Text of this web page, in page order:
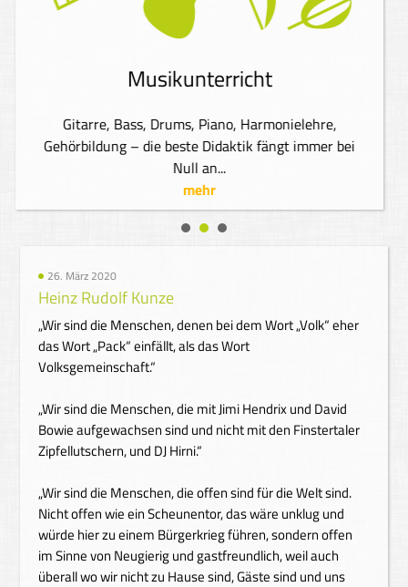
Musikunterricht
Gitarre, Bass, Drums, Piano, Harmonielehre,
Gehörbildung – die beste Didaktik fängt immer bei
Null an...
mehr
26. März 2020
Heinz Rudolf Kunze
„Wir sind die Menschen, denen bei dem Wort „Volk“ eher
das Wort „Pack“ einfällt, als das Wort
Volksgemeinschaft.“
„Wir sind die Menschen, die mit Jimi Hendrix und David
Bowie aufgewachsen sind und nicht mit den Finstertaler
Zipfellutschern, und DJ Hirni.“
„Wir sind die Menschen, die offen sind für die Welt sind.
Nicht offen wie ein Scheunentor, das wäre unklug und
würde hier zu einem Bürgerkrieg führen, sondern offen
im Sinne von Neugierig und gastfreundlich, weil auch
überall wo wir nicht zu Hause sind, Gäste sind und uns